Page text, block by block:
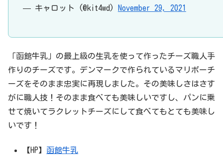
— キャロット (@kit4wd) November 29, 2021
「函館牛乳」の最上級の生乳を使って作ったチーズ職人手
作りのチーズです。デンマークで作られているマリボーチ
ーズをそのまま忠実に再現しました。その美味しさはさす
がに職人技！そのまま食べても美味しいですし、パンに乗
せて焼いてラクレットチーズにして食べてもとても美味し
いです！
【HP】 函館牛乳